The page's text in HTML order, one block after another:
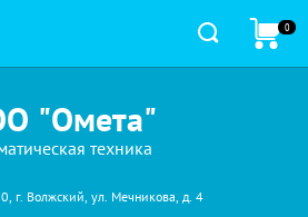
"Омета"
техника
г. Волжский, ул. Мечникова, д. 4
0